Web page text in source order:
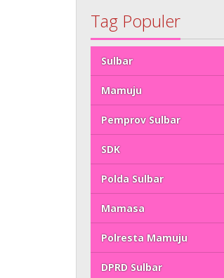
Tag Populer
Sulbar
Mamuju
Pemprov Sulbar
SDK
Polda Sulbar
Mamasa
Polresta Mamuju
DPRD Sulbar